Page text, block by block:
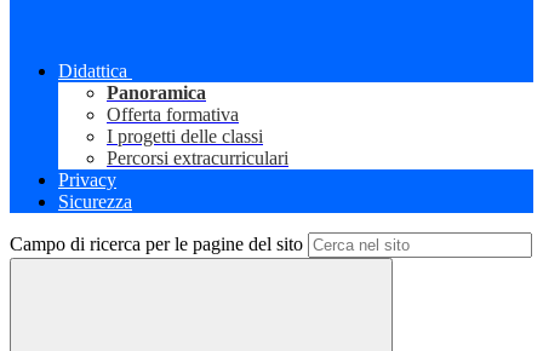
Didattica
Panoramica
Offerta formativa
I progetti delle classi
Percorsi extracurriculari
Privacy
Sicurezza
Campo di ricerca per le pagine del sito